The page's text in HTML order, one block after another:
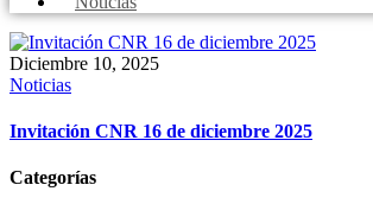
Diciembre 10, 2025
Noticias
Invitación CNR 16 de diciembre 2025
Categorías